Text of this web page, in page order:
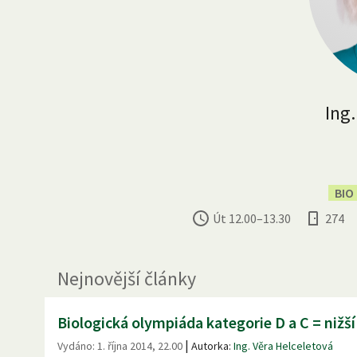
BIO
Út 12.00–13.30 274
Nejnovější články
Biologická olympiáda kategorie D a C =
Vydáno: 1. října 2014, 22.00 | Autorka: Ing. Věra Helceletová